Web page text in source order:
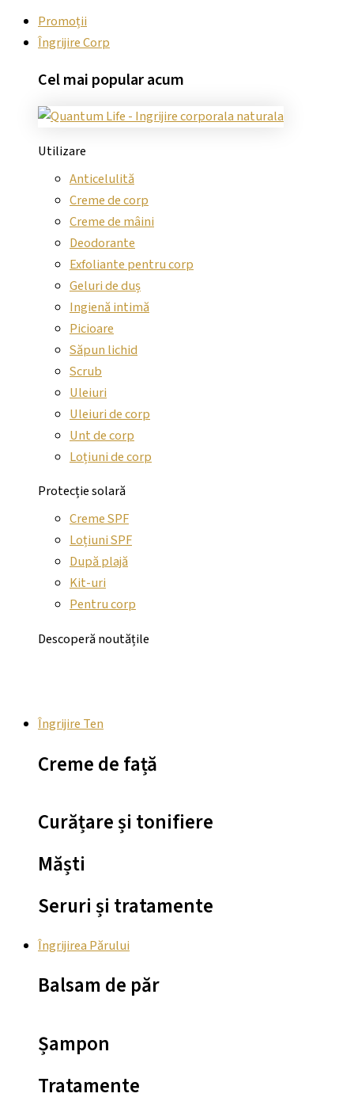
Promoții
Îngrijire Corp
Cel mai popularacum
Utilizare
Anticelulită
Creme de corp
Creme de mâini
Deodorante
Exfoliante pentru corp
Geluri de duș
Ingienă intimă
Picioare
Săpun lichid
Scrub
Uleiuri
Uleiuri de corp
Unt de corp
Loțiuni de corp
Protecție solară
Creme SPF
Loțiuni SPF
După plajă
Kit-uri
Pentru corp
Descoperă noutățile
Îngrijire Ten
Creme de față
Curățare și tonifiere
Măști
Seruri și tratamente
Îngrijirea Părului
Balsam de păr
Șampon
Tratamente